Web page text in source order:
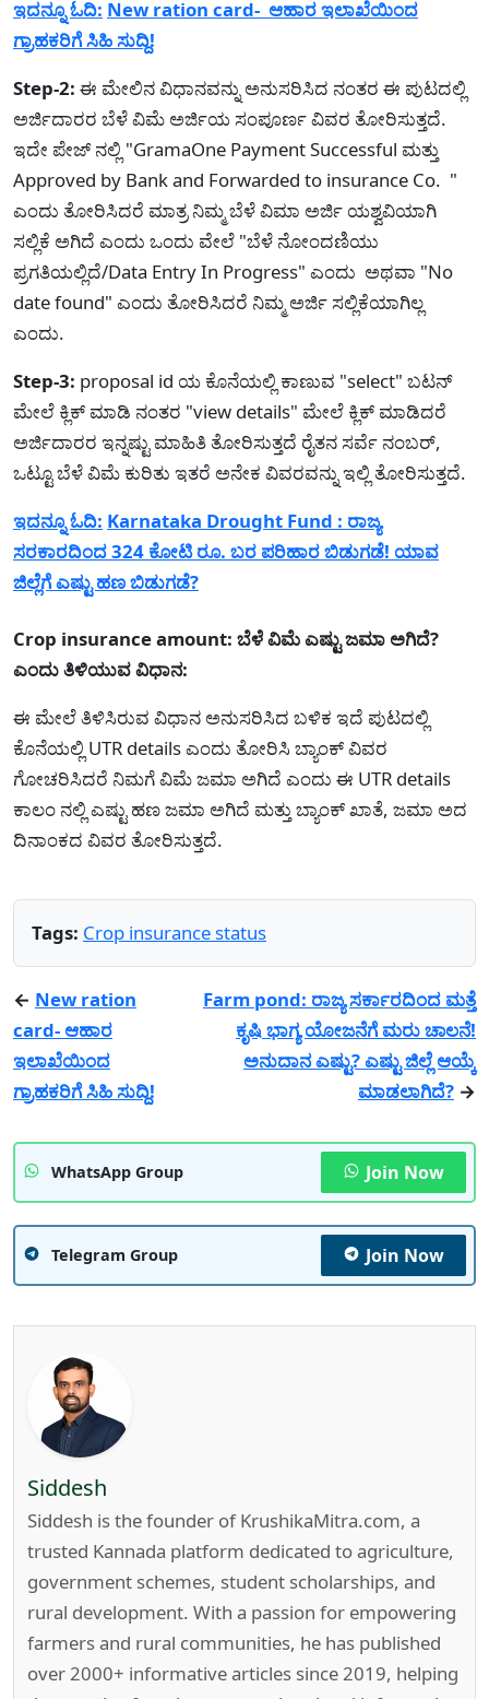
ಇದನ್ನೂ ಓದಿ: New ration card- ಆಹಾರ ಇಲಾಖೆಯಿಂದ
ಗ್ರಾಹಕರಿಗೆ ಸಿಹಿ ಸುದ್ದಿ!
Step-2: ಈ ಮೇಲಿನ ವಿಧಾನವನ್ನು ಅನುಸರಿಸಿದ ನಂತರ ಈ ಪುಟದಲ್ಲಿ
ಅರ್ಜಿದಾರರ ಬೆಳೆ ವಿಮೆ ಅರ್ಜಿಯ ಸಂಪೂರ್ಣ ವಿವರ ತೋರಿಸುತ್ತದೆ.
ಇದೇ ಪೇಜ್ ನಲ್ಲಿ "GramaOne Payment Successful ಮತ್ತು
Approved by Bank and Forwarded to insurance Co. "
ಎಂದು ತೋರಿಸಿದರೆ ಮಾತ್ರ ನಿಮ್ಮ ಬೆಳೆ ವಿಮಾ ಅರ್ಜಿ ಯಶ್ವವಿಯಾಗಿ
ಸಲ್ಲಿಕೆ ಅಗಿದೆ ಎಂದು ಒಂದು ವೇಲೆ "ಬೆಳೆ ನೋಂದಣಿಯು
ಪ್ರಗತಿಯಲ್ಲಿದೆ/Data Entry In Progress" ಎಂದು ಅಥವಾ "No
date found" ಎಂದು ತೋರಿಸಿದರೆ ನಿಮ್ಮ ಅರ್ಜಿ ಸಲ್ಲಿಕೆಯಾಗಿಲ್ಲ
ಎಂದು.
Step-3: proposal id ಯ ಕೊನೆಯಲ್ಲಿ ಕಾಣುವ "select" ಬಟನ್
ಮೇಲೆ ಕ್ಲಿಕ್ ಮಾಡಿ ನಂತರ "view details" ಮೇಲೆ ಕ್ಲಿಕ್ ಮಾಡಿದರೆ
ಅರ್ಜಿದಾರರ ಇನ್ನಷ್ಟು ಮಾಹಿತಿ ತೋರಿಸುತ್ತದೆ ರೈತನ ಸರ್ವೆ ನಂಬರ್,
ಒಟ್ಟೂ ಬೆಳೆ ವಿಮೆ ಕುರಿತು ಇತರೆ ಅನೇಕ ವಿವರವನ್ನು ಇಲ್ಲಿ ತೋರಿಸುತ್ತದೆ.
ಇದನ್ನೂ ಓದಿ: Karnataka Drought Fund : ರಾಜ್ಯ
ಸರಕಾರದಿಂದ 324 ಕೋಟಿ ರೂ. ಬರ ಪರಿಹಾರ ಬಿಡುಗಡೆ! ಯಾವ
ಜಿಲ್ಲೆಗೆ ಎಷ್ಟು ಹಣ ಬಿಡುಗಡೆ?
Crop insurance amount: ಬೆಳೆ ವಿಮೆ ಎಷ್ಟು ಜಮಾ ಅಗಿದೆ?
ಎಂದು ತಿಳಿಯುವ ವಿಧಾನ:
ಈ ಮೇಲೆ ತಿಳಿಸಿರುವ ವಿಧಾನ ಅನುಸರಿಸಿದ ಬಳಿಕ ಇದೆ ಪುಟದಲ್ಲಿ
ಕೊನೆಯಲ್ಲಿ UTR details ಎಂದು ತೋರಿಸಿ ಬ್ಯಾಂಕ್ ವಿವರ
ಗೋಚರಿಸಿದರೆ ನಿಮಗೆ ವಿಮೆ ಜಮಾ ಅಗಿದೆ ಎಂದು ಈ UTR details
ಕಾಲಂ ನಲ್ಲಿ ಎಷ್ಟು ಹಣ ಜಮಾ ಅಗಿದೆ ಮತ್ತು ಬ್ಯಾಂಕ್ ಖಾತೆ, ಜಮಾ ಅದ
ದಿನಾಂಕದ ವಿವರ ತೋರಿಸುತ್ತದೆ.
Tags: Crop insurance status
← New ration
card- ಆಹಾರ
ಇಲಾಖೆಯಿಂದ
ಗ್ರಾಹಕರಿಗೆ ಸಿಹಿ ಸುದ್ದಿ!
Farm pond: ರಾಜ್ಯ ಸರ್ಕಾರದಿಂದ ಮತ್ತೆ
ಕೃಷಿ ಭಾಗ್ಯ ಯೋಜನೆಗೆ ಮರು ಚಾಲನೆ!
ಅನುದಾನ ಎಷ್ಟು? ಎಷ್ಟು ಜಿಲ್ಲೆ ಆಯ್ಕೆ
ಮಾಡಲಾಗಿದೆ? →
WhatsApp Group Join Now
Telegram Group Join Now
Siddesh
Siddesh is the founder of KrushikaMitra.com, a
trusted Kannada platform dedicated to agriculture,
government schemes, student scholarships, and
rural development. With a passion for empowering
farmers and rural communities, he has published
over 2000+ informative articles since 2019, helping